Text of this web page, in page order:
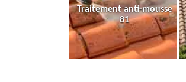
Traitement anti-mousse
81